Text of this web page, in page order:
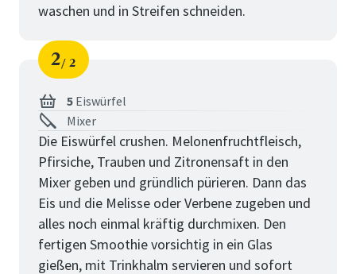
waschen und in Streifen schneiden.
Schritt
2
von
2
5 Eiswürfel
Mixer
Die Eiswürfel crushen. Melonenfruchtfleisch,
Pfirsiche, Trauben und Zitronensaft in den
Mixer geben und gründlich pürieren. Dann das
Eis und die Melisse oder Verbene zugeben und
alles noch einmal kräftig durchmixen. Den
fertigen Smoothie vorsichtig in ein Glas
gießen, mit Trinkhalm servieren und sofort